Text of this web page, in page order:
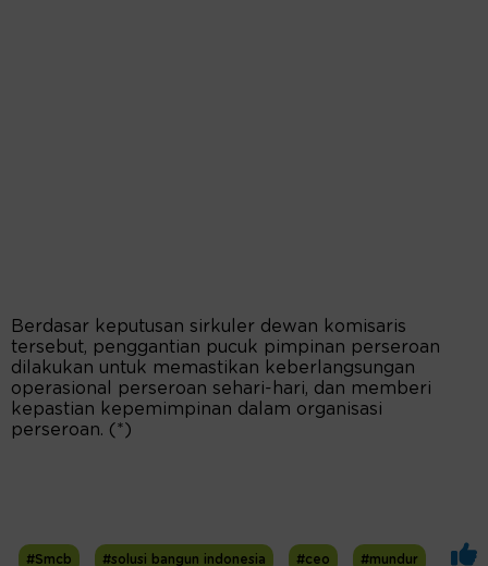
Berdasar keputusan sirkuler dewan komisaris
tersebut, penggantian pucuk pimpinan perseroan
dilakukan untuk memastikan keberlangsungan
operasional perseroan sehari-hari, dan memberi
kepastian kepemimpinan dalam organisasi
perseroan. (*)
#Smcb #solusi bangun indonesia #ceo #mundur